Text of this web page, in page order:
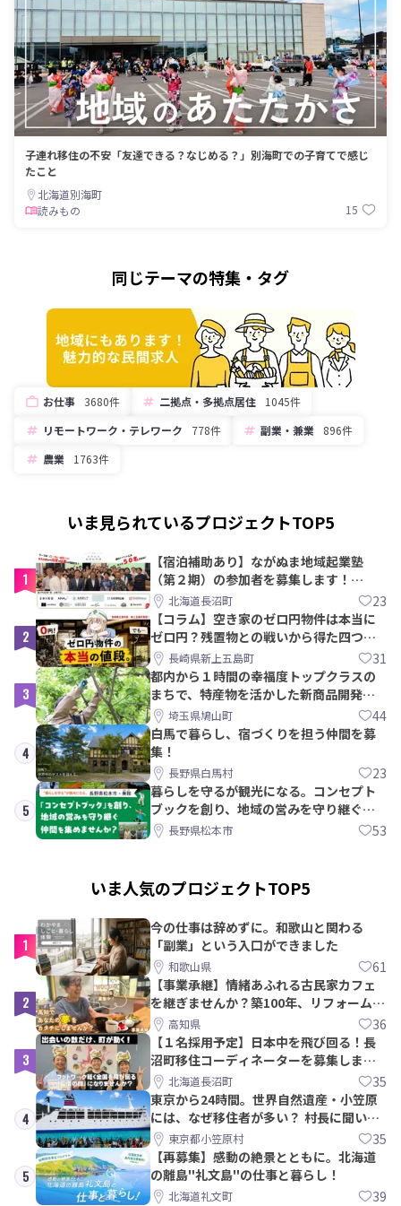
子連れ移住の不安「友達できる？なじめる？」別海町での子育てで感じ
たこと
北海道別海町
読みもの
15
同じテーマの特集・タグ
お仕事 3680件 二拠点・多拠点居住
1045件
リモートワーク・テレワーク
778件 副業・兼業
896件
農業
1763件
いま見られているプロジェクトTOP5
1
【宿泊補助あり】ながぬま地域起業塾
（第２期）の参加者を募集します！
【8/21〆】
北海道長沼町 23
2
【コラム】空き家のゼロ円物件は本当に
ゼロ円？残置物との戦いから得た四つの
教訓｜新上五島町
長崎県新上五島町 31
3
都内から１時間の幸福度トップクラスの
まちで、特産物を活かした新商品開発＆
PRメンバー募集！
埼玉県鳩山町 44
4
白馬で暮らし、宿づくりを担う仲間を募
集！
長野県白馬村 23
5
暮らしを守るが観光になる。コンセプト
ブックを創り、地域の営みを守り継ぐ仲
間を集めませんか？
長野県松本市 53
いま人気のプロジェクトTOP5
1
今の仕事は辞めずに。和歌山と関わる
「副業」という入口ができました
和歌山県 61
2
【事業承継】情緒あふれる古民家カフェ
を継ぎませんか？築100年、リフォームか
ら約10年！
高知県 36
3
【１名採用予定】日本中を飛び回る！長
沼町移住コーディネーターを募集しま
す！北海道長沼町 35
4
東京から24時間。世界自然遺産・小笠原
には、なぜ移住者が多い？ 村長に聞いて
みた東京都小笠原村 35
5
【再募集】感動の絶景とともに。北海道
の離島"礼文島"の仕事と暮らし！
北海道礼文町 39